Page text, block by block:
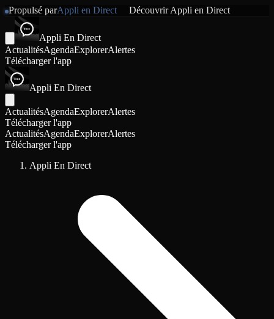
Propulsé parAppli en Direct DécouvrirAppli en Direct
Appli En Direct
ActualitésAgendaExplorerAlertes
Télécharger l'app
Appli En Direct
ActualitésAgendaExplorerAlertes
Télécharger l'app
ActualitésAgendaExplorerAlertes
Télécharger l'app
Appli En Direct